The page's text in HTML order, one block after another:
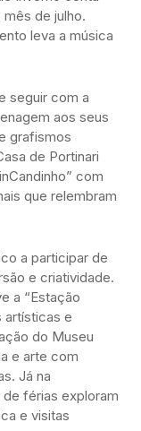
de julho.
leva a música
seguir com a
aos seus
grafismos
de Portinari
com
que relembram
a participar de
e criatividade.
a “Estação
artísticas e
do Museu
e arte com
Já na
férias exploram
e visitas